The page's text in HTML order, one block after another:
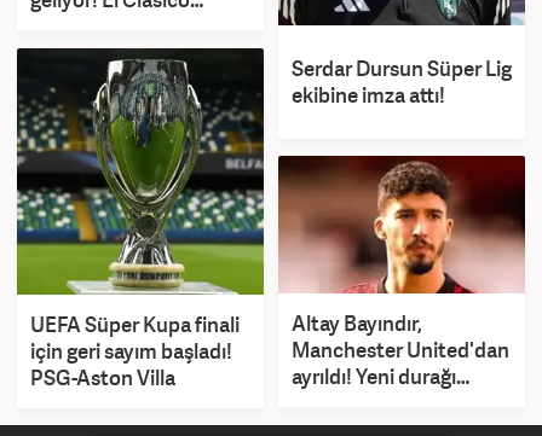
Serdar Dursun Süper Lig
ekibine imza attı!
UEFA Süper Kupa finali
için geri sayım başladı!
PSG-Aston Villa
Altay Bayındır,
Manchester United'dan
ayrıldı! Yeni durağı